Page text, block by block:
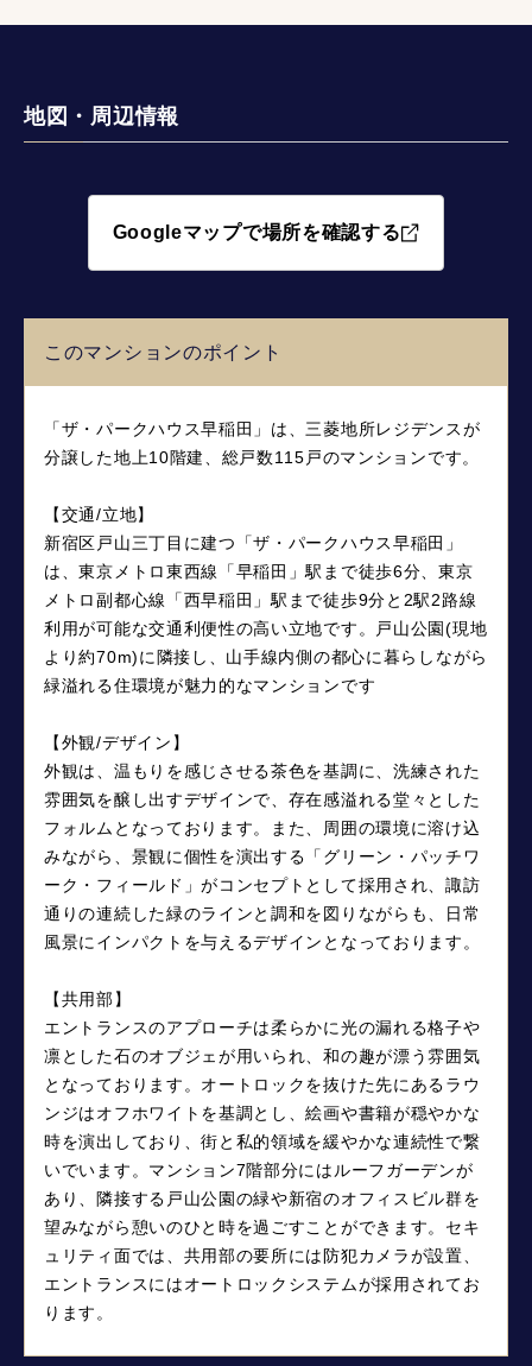
地図・周辺情報
Googleマップで場所を確認する
このマンションのポイント
「ザ・パークハウス早稲田」は、三菱地所レジデンスが
分譲した地上10階建、総戸数115戸のマンションです。
【交通/立地】
新宿区戸山三丁目に建つ「ザ・パークハウス早稲田」
は、東京メトロ東西線「早稲田」駅まで徒歩6分、東京
メトロ副都心線「西早稲田」駅まで徒歩9分と2駅2路線
利用が可能な交通利便性の高い立地です。戸山公園(現地
より約70m)に隣接し、山手線内側の都心に暮らしながら
緑溢れる住環境が魅力的なマンションです
【外観/デザイン】
外観は、温もりを感じさせる茶色を基調に、洗練された
雰囲気を醸し出すデザインで、存在感溢れる堂々とした
フォルムとなっております。また、周囲の環境に溶け込
みながら、景観に個性を演出する「グリーン・パッチワ
ーク・フィールド」がコンセプトとして採用され、諏訪
通りの連続した緑のラインと調和を図りながらも、日常
風景にインパクトを与えるデザインとなっております。
【共用部】
エントランスのアプローチは柔らかに光の漏れる格子や
凛とした石のオブジェが用いられ、和の趣が漂う雰囲気
となっております。オートロックを抜けた先にあるラウ
ンジはオフホワイトを基調とし、絵画や書籍が穏やかな
時を演出しており、街と私的領域を緩やかな連続性で繋
いでいます。マンション7階部分にはルーフガーデンが
あり、隣接する戸山公園の緑や新宿のオフィスビル群を
望みながら憩いのひと時を過ごすことができます。セキ
ュリティ面では、共用部の要所には防犯カメラが設置、
エントランスにはオートロックシステムが採用されてお
ります。